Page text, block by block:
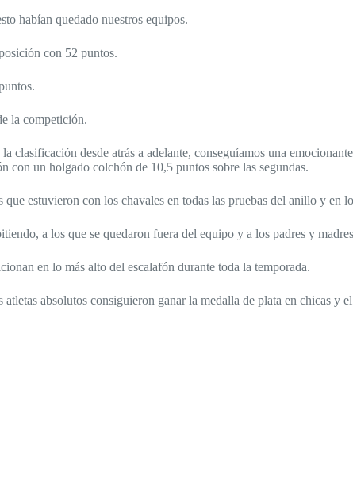
habían quedado nuestros equipos.
con 52 puntos.
la competición.
clasificación desde atrás a adelante, conseguíamos una
con un holgado colchón de 10,5 puntos sobre las segundas.
estuvieron con los chavales en todas las pruebas del anillo y en
a los que se quedaron fuera del equipo y a los padres y
en lo más alto del escalafón durante toda la temporada.
atletas absolutos consiguieron ganar la medalla de plata en chicas